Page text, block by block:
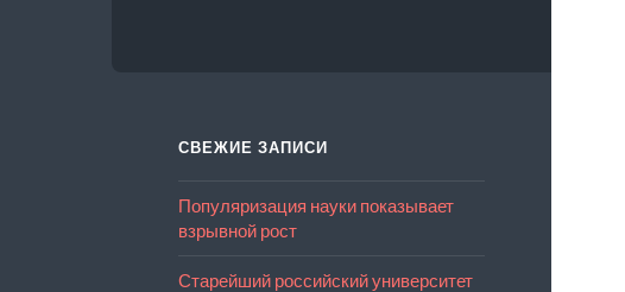
СВЕЖИЕ ЗАПИСИ
Популяризация науки показывает
взрывной рост
Старейший российский университет